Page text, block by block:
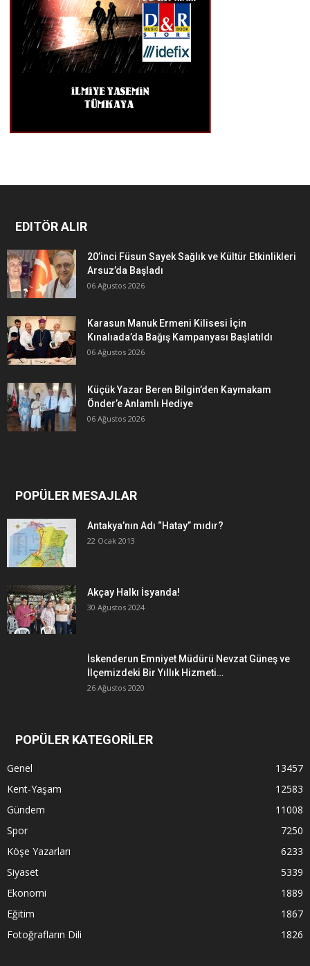
EDITÖR ALIR
20’inci Füsun Sayek Sağlık ve Kültür Etkinlikleri
Arsuz’da Başladı
06 Ağustos 2026
Karasun Manuk Ermeni Kilisesi İçin
Kınalıada’da Bağış Kampanyası Başlatıldı
06 Ağustos 2026
Küçük Yazar Beren Bilgin’den Kaymakam
Önder’e Anlamlı Hediye
06 Ağustos 2026
POPÜLER MESAJLAR
Antakya’nın Adı “Hatay” mıdır?
22 Ocak 2013
Akçay Halkı İsyanda!
30 Ağustos 2024
İskenderun Emniyet Müdürü Nevzat Güneş ve
İlçemizdeki Bir Yıllık Hizmeti…
26 Ağustos 2020
POPÜLER KATEGORİLER
Genel
13457
Kent-Yaşam
12583
Gündem
11008
Spor
7250
Köşe Yazarları
6233
Siyaset
5339
Ekonomi
1889
Eğitim
1867
Fotoğrafların Dili
1826